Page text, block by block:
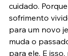
cuidado.
sofrimento
para um novo
muda o
para ele. E